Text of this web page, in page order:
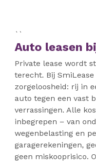
``
Auto leasen
Private lease wordt
terecht. Bij
zorgeloosheid: rij in
auto tegen een vast
verrassingen. Alle
inbegrepen – van
wegenbelasting en
garagerekeningen,
geen miskooprisico.